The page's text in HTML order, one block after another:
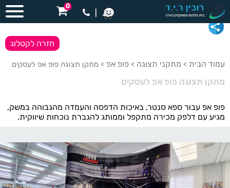
0
עמוד הבית > מתקני תצוגה > פופ אפ > מתקן תצוגה פופ אפ לעסקים
מתקן תצוגה פופ אפ לעסקים
חזרה לקטלוג
פופ אפ עבור ספא סנטר, באיכות הדפסה והעמדה מהגבוהה במשק,
מגיע עם דלפק מכירה מתקפל וממותג להגברת נוכחות שיווקית.